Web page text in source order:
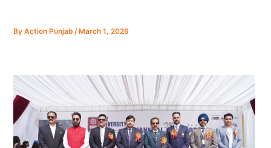
ByAction Punjab/ March 1, 2026